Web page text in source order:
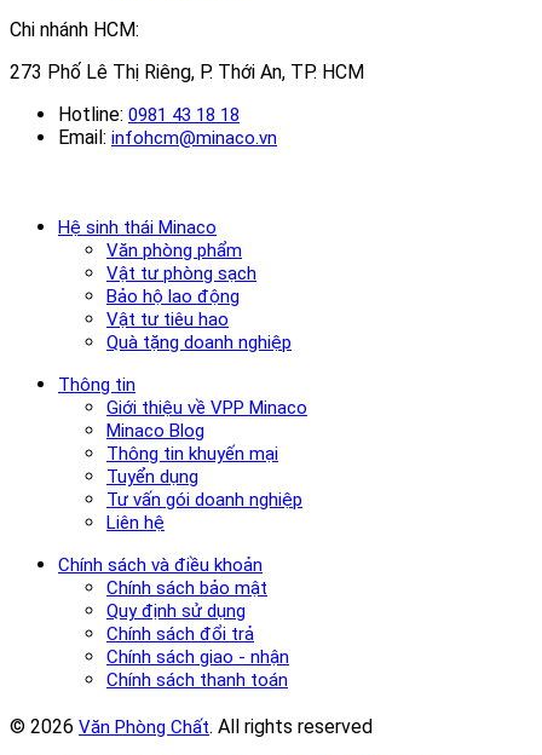
Chi nhánh HCM:
273 Phố Lê Thị Riêng, P. Thới An, TP. HCM
Hotline: 0981 43 18 18
Email: infohcm@minaco.vn
Hệ sinh thái Minaco
Văn phòng phẩm
Vật tư phòng sạch
Bảo hộ lao động
Vật tư tiêu hao
Quà tặng doanh nghiệp
Thông tin
Giới thiệu về VPP Minaco
Minaco Blog
Thông tin khuyến mại
Tuyển dụng
Tư vấn gói doanh nghiệp
Liên hệ
Chính sách và điều khoản
Chính sách bảo mật
Quy định sử dụng
Chính sách đổi trả
Chính sách giao - nhận
Chính sách thanh toán
© 2026 Văn Phòng Chất. All rights reserved